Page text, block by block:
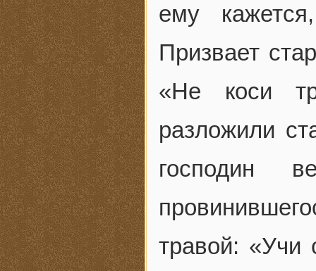
ему
Призвает
«Не коси
разложили
господин
травой: «Учи